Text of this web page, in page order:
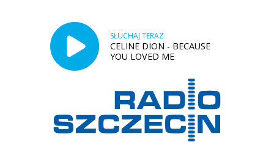
SŁUCHAJ TERAZ
CELINE DION - BECAUSE
YOU LOVED ME